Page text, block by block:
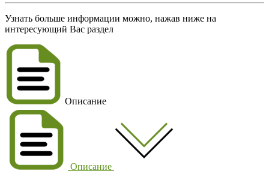
Узнать больше информации можно, нажав ниже на
интересующий Вас раздел
Описание
Описание